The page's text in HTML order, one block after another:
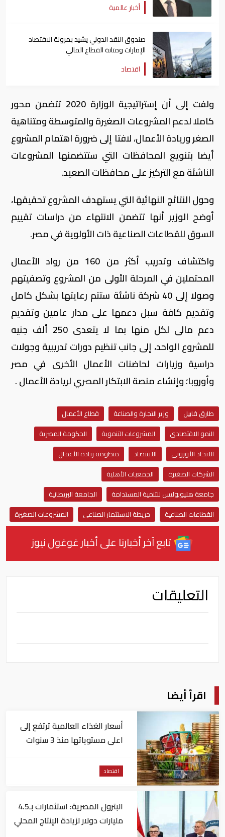
أخبار عالمية
صندوق النقد الدولي يشيد بمرونة الاقتصاد
الإمارات ومتانة القطاع المالي
اقتصاد
ولفت إلى أن إستراتيجية الوزارة 2020 تتضمن محور
كاملا لدعم المشروعات الصغيرة والمتوسطة ومتناهية
الصغر وريادة الأعمال، لافتا إلى ضرورة اهتمام المشروع
أيضا بتنويع المحافظات التي ستتضمنها المشروعات
الناشئة مع التركيز على محافظات الصعيد.
وحول النتائج النهائية التي يستهدف المشروع تحقيقها،
أوضح الوزير أنها تتضمن الانتهاء من دراسات تقييم
السوق للقطاعات الصناعية ذات الأولوية في مصر.
واكتشاف وتدریب أكثر من 160 من رواد الأعمال
المحتملین في المرحلة الأولى من المشروع وتصفيتهم
وصولا إلى 40 شركة ناشئة ستتم رعايتها بشكل كامل
وتقديم كافة سبل دعمها على مدار عامین وتقديم
دعم مالى لكل منها بما لا يتعدى 250 ألف جنيه
للمشروع الواحد، إلى جانب تنظیم دورات تدریبیة وجولات
دراسیة وزیارات لحاضنات الأعمال الأخرى في مصر
وأوروبا؛ وإنشاء منصة الابتكار المصري لریادة الأعمال .
طارق قابيل وزير التجارة والصناعة
قطاع الأعمال
النمو الاقتصادى
المشروعات التنموية
الحكومة المصرية
الاتحاد الأوروبي
الاقتصاد
منظومة ریادة الأعمال
الشركات الصغیرة
الجمعيات الأهلية
جامعة هليوبوليس للتنمیة المستدامة
الجامعة البریطانیة
القطاعات الصناعیة
خريطة الاستثمار الصناعى المشروعات الصغيرة
تابع آخر أخبارنا على أخبار غوغول نيوز
التعليقات
اقرأ أيضا
أسعار الغذاء العالمية ترتفع إلى
اعلى مستوياتها منذ 3 سنوات
اقتصاد
البترول المصرية: استثمارات بـ4.5
مليارات دولار لزيادة الإنتاج المحلي